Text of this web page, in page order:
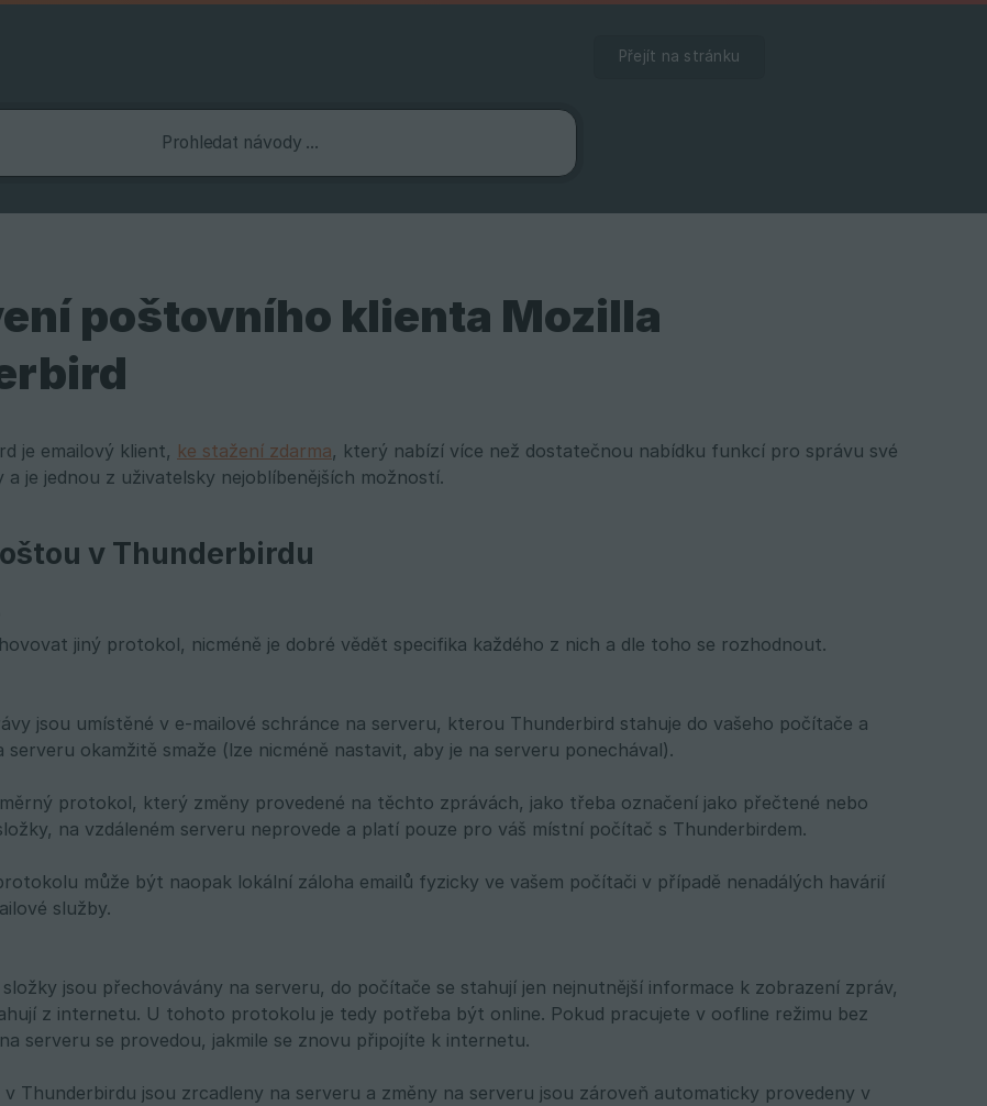
Přejít na stránku
poštovního klienta Mozilla
je emailový klient, ke stažení zdarma, který nabízí více než dostatečnou nabídku funkcí pro správu své
a je jednou z uživatelsky nejoblíbenějších možností.
v Thunderbirdu
jiný protokol, nicméně je dobré vědět specifika každého z nich a dle toho se rozhodnout.
jsou umístěné v e-mailové schránce na serveru, kterou Thunderbird stahuje do vašeho počítače a
serveru okamžitě smaže (lze nicméně nastavit, aby je na serveru ponechával).
protokol, který změny provedené na těchto zprávách, jako třeba označení jako přečtené nebo
na vzdáleném serveru neprovede a platí pouze pro váš místní počítač s Thunderbirdem.
může být naopak lokální záloha emailů fyzicky ve vašem počítači v případě nenadálých havárií
služby.
jsou přechovávány na serveru, do počítače se stahují jen nejnutnější informace k zobrazení zpráv,
z internetu. U tohoto protokolu je tedy potřeba být online. Pokud pracujete v oofline režimu bez
serveru se provedou, jakmile se znovu připojíte k internetu.
v Thunderbirdu jsou zrcadleny na serveru a změny na serveru jsou zároveň automaticky provedeny v